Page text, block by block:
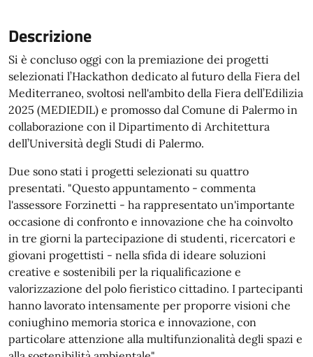
Descrizione
Si è concluso oggi con la premiazione dei progetti
selezionati l’Hackathon dedicato al futuro della Fiera del
Mediterraneo, svoltosi nell'ambito della Fiera dell’Edilizia
2025 (MEDIEDIL) e promosso dal Comune di Palermo in
collaborazione con il Dipartimento di Architettura
dell’Università degli Studi di Palermo.
Due sono stati i progetti selezionati su quattro
presentati. "Questo appuntamento - commenta
l'assessore Forzinetti - ha rappresentato un'importante
occasione di confronto e innovazione che ha coinvolto
in tre giorni la partecipazione di studenti, ricercatori e
giovani progettisti - nella sfida di ideare soluzioni
creative e sostenibili per la riqualificazione e
valorizzazione del polo fieristico cittadino. I partecipanti
hanno lavorato intensamente per proporre visioni che
coniughino memoria storica e innovazione, con
particolare attenzione alla multifunzionalità degli spazi e